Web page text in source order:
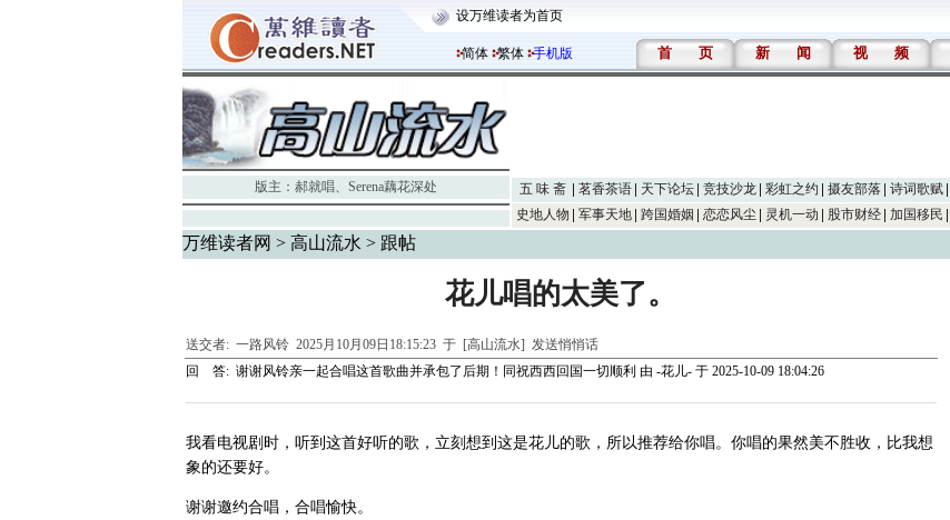
设万维读者为首页
简体 繁体 手机版 首 页 新 闻 视 频
版主： 郝就唱、 Serena藕花深处 五 味 斋 茗香茶语 天下论坛 竞技沙龙 彩虹之约 摄友部落 诗词歌赋
史地人物
军事天地 跨国婚姻 恋恋风尘 灵机一动 股市财经 加国移民
万维读者网 > 高山流水 > 跟帖
花儿唱的太美了。
送交者: 一路风铃2025月10月09日18:15:23 于 [高山流水] 发送悄悄话
回 答: 谢谢风铃亲一起合唱这首歌曲并承包了后期！同祝西西回国一切顺利 由 -花儿-于 2025-10-09 18:04:26
我看电视剧时，听到这首好听的歌，立刻想到这是花儿的歌，所以推荐给你唱。你唱的果然美不胜收，比我想
象的还要好。
谢谢邀约合唱，合唱愉快。